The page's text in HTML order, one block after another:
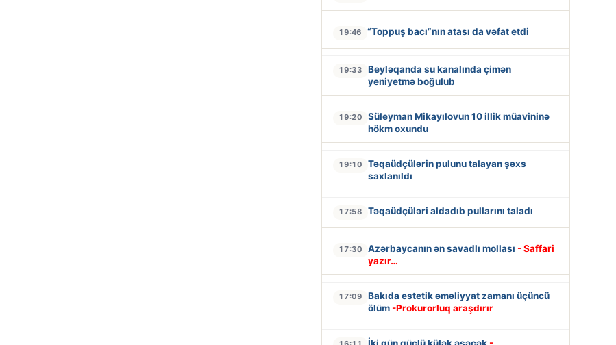
19:46 “Toppuş bacı”nın atası da vəfat etdi
19:33
Beyləqanda su kanalında çimən
yeniyetmə boğulub
19:20
Süleyman Mikayılovun 10 illik müavininə
hökm oxundu
19:10
Təqaüdçülərin pulunu talayan şəxs
saxlanıldı
17:58 Təqaüdçüləri aldadıb pullarını taladı
17:30 Azərbaycanın ən savadlı mollası - Saffari
yazır…
17:09
Bakıda estetik əməliyyat zamanı üçüncü
ölüm -Prokurorluq araşdırır